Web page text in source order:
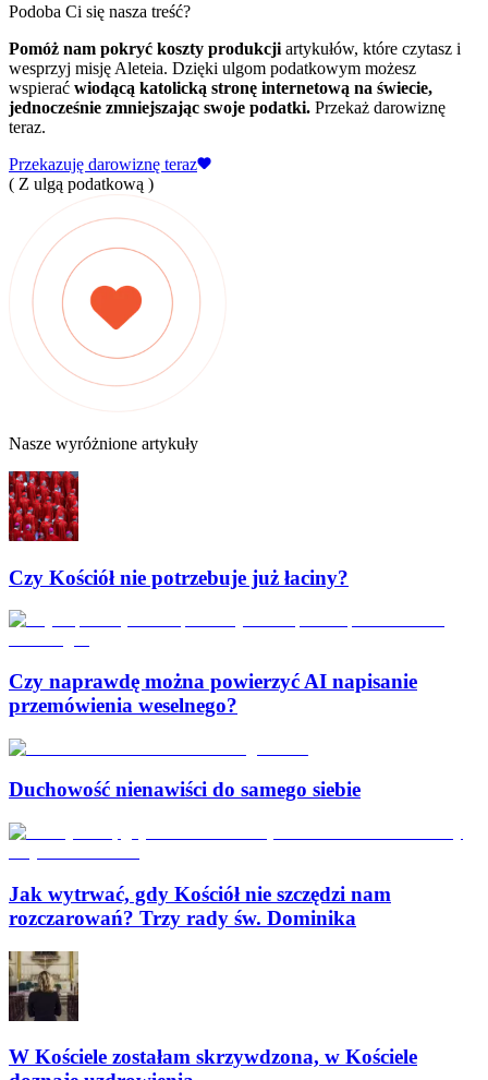
Podoba Ci się nasza treść?
Pomóż nam pokryć koszty produkcji artykułów, które czytasz i
wesprzyj misję Aleteia. Dzięki ulgom podatkowym możesz
wspierać wiodącą katolicką stronę internetową na świecie,
jednocześnie zmniejszając swoje podatki. Przekaż darowiznę
teraz.
Przekazuję darowiznę teraz
( Z ulgą podatkową )
Nasze wyróżnione artykuły
Czy Kościół nie potrzebuje już łaciny?
Czy naprawdę można powierzyć AI napisanie
przemówienia weselnego?
Duchowość nienawiści do samego siebie
Jak wytrwać, gdy Kościół nie szczędzi nam
rozczarowań? Trzy rady św. Dominika
W Kościele zostałam skrzywdzona, w Kościele